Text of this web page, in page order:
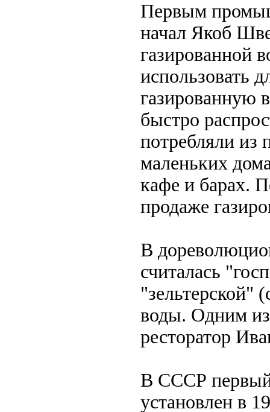
Первым
начал Якоб
газированной
использовать
газированную
быстро
потребляли из
маленьких
кафе и барах.
продаже
В
считалась
"зельтерской"
воды. Одним из
ресторатор
В СССР первый
установлен в